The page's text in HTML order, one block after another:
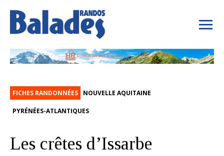
FICHES RANDONNÉES NOUVELLE AQUITAINE
PYRÉNÉES-ATLANTIQUES
Les crêtes d’Issarbe